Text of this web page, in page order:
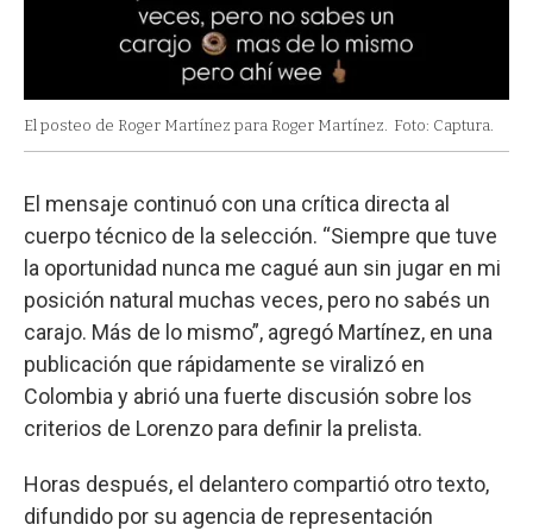
El posteo de Roger Martínez para Roger Martínez. Foto: Captura.
El mensaje continuó con una crítica directa al
cuerpo técnico de la selección. “Siempre que tuve
la oportunidad nunca me cagué aun sin jugar en mi
posición natural muchas veces, pero no sabés un
carajo. Más de lo mismo”, agregó Martínez, en una
publicación que rápidamente se viralizó en
Colombia y abrió una fuerte discusión sobre los
criterios de Lorenzo para definir la prelista.
Horas después, el delantero compartió otro texto,
difundido por su agencia de representación